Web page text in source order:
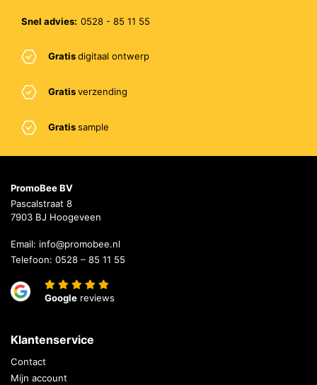
Snel advies: 0528 - 85 11 55
Gratisdigitaal ontwerp
Gratisverzending
Gratissample
PromoBee BV
Pascalstraat 8
7903 BJ Hoogeveen
Email: info@promobee.nl
Telefoon: 0528 – 85 11 55
Google reviews
Klantenservice
Contact
Mijn account